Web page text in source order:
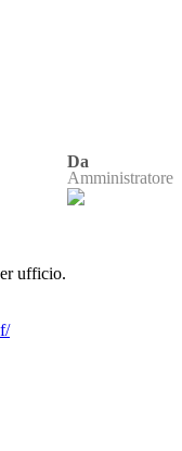
Da
Amministratore
ufficio.